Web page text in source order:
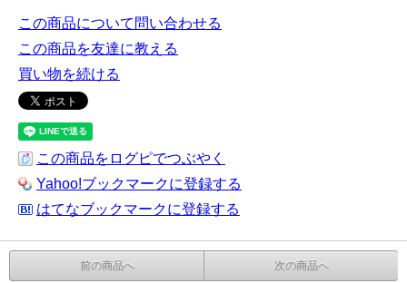
この商品について問い合わせる
この商品を友達に教える
買い物を続ける
この商品をログピでつぶやく
Yahoo!ブックマークに登録する
はてなブックマークに登録する
前の商品へ 次の商品へ